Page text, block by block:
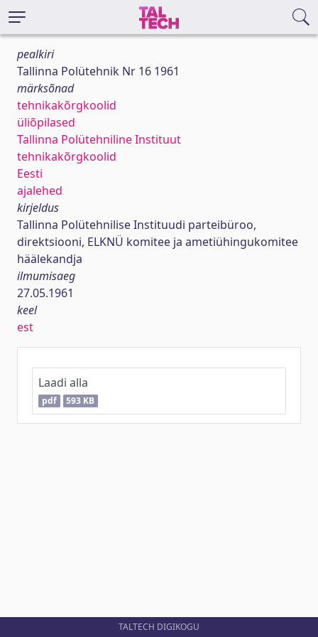
pealkiri
Tallinna Polütehnik Nr 16 1961
märksõnad
tehnikakõrgkoolid
üliõpilased
Tallinna Polütehniline Instituut
tehnikakõrgkoolid
Eesti
ajalehed
kirjeldus
Tallinna Polütehnilise Instituudi parteibüroo,
direktsiooni, ELKNÜ komitee ja ametiühingukomitee
häälekandja
ilmumisaeg
27.05.1961
keel
est
Laadi alla
pdf 593 KB
TALTECH DIGIKOGU